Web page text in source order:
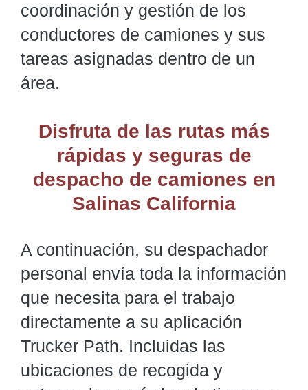
coordinación y gestión de los
conductores de camiones y sus
tareas asignadas dentro de un
área.
Disfruta de las rutas más
rápidas y seguras de
despacho de camiones en
Salinas California
A continuación, su despachador
personal envía toda la información
que necesita para el trabajo
directamente a su aplicación
Trucker Path. Incluidas las
ubicaciones de recogida y